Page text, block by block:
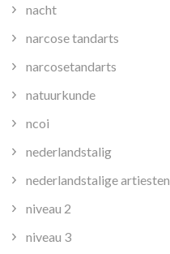
nacht
narcose tandarts
narcosetandarts
natuurkunde
ncoi
nederlandstalig
nederlandstalige artiesten
niveau 2
niveau 3